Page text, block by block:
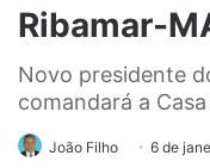
Ribamar-
Novo presidente
comandará a
João Filho 6 de